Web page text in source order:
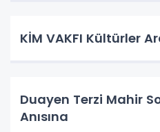
KİM VAKFI
Duayen Terzi Mahir
Anısına